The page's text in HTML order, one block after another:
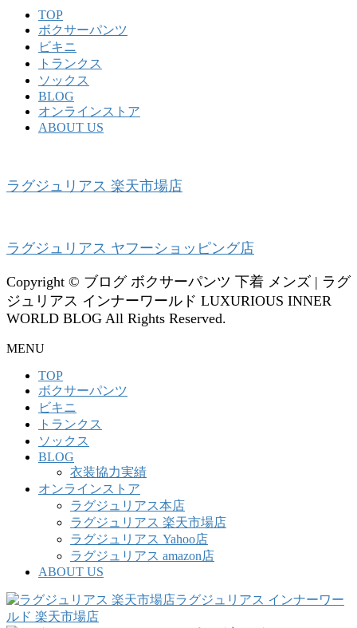
TOP
ボクサーパンツ
ビキニ
トランクス
ソックス
BLOG
オンラインストア
ABOUT US
ラグジュリアス 楽天市場店
ラグジュリアス ヤフーショッピング店
Copyright © ブログ ボクサーパンツ 下着 メンズ | ラグ
ジュリアス インナーワールド LUXURIOUS INNER
WORLD BLOG All Rights Reserved.
MENU
TOP
ボクサーパンツ
ビキニ
トランクス
ソックス
BLOG
衣装協力実績
オンラインストア
ラグジュリアス本店
ラグジュリアス 楽天市場店
ラグジュリアス Yahoo店
ラグジュリアス amazon店
ABOUT US
ラグジュリアス インナーワー
ルド 楽天市場店